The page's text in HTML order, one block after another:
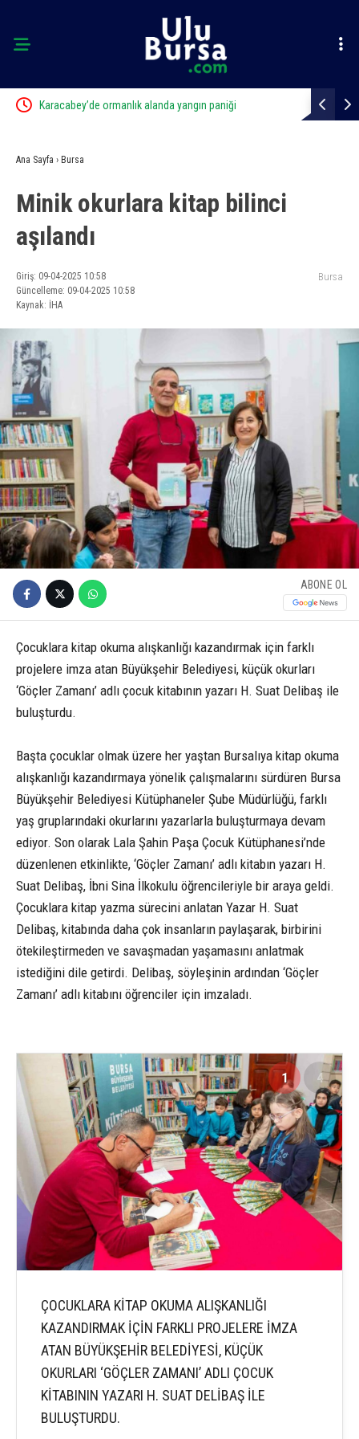
Karacabey’de ormanlık alanda yangın paniği Bursa’da
Ana Sayfa › Bursa
Minik okurlara kitap bilinci
aşılandı
Giriş: 09-04-2025 10:58
Güncelleme: 09-04-2025 10:58
Kaynak: İHA
Bursa
ABONE OL
Çocuklara kitap okuma alışkanlığı kazandırmak için farklı
projelere imza atan Büyükşehir Belediyesi, küçük okurları
‘Göçler Zamanı’ adlı çocuk kitabının yazarı H. Suat Delibaş ile
buluşturdu.
Başta çocuklar olmak üzere her yaştan Bursalıya kitap okuma
alışkanlığı kazandırmaya yönelik çalışmalarını sürdüren Bursa
Büyükşehir Belediyesi Kütüphaneler Şube Müdürlüğü, farklı
yaş gruplarındaki okurlarını yazarlarla buluşturmaya devam
ediyor. Son olarak Lala Şahin Paşa Çocuk Kütüphanesi’nde
düzenlenen etkinlikte, ‘Göçler Zamanı’ adlı kitabın yazarı H.
Suat Delibaş, İbni Sina İlkokulu öğrencileriyle bir araya geldi.
Çocuklara kitap yazma sürecini anlatan Yazar H. Suat
Delibaş, kitabında daha çok insanların paylaşarak, birbirini
ötekileştirmeden ve savaşmadan yaşamasını anlatmak
istediğini dile getirdi. Delibaş, söyleşinin ardından ‘Göçler
Zamanı’ adlı kitabını öğrenciler için imzaladı.
1 4
ÇOCUKLARA KİTAP OKUMA ALIŞKANLIĞI
KAZANDIRMAK İÇİN FARKLI PROJELERE İMZA
ATAN BÜYÜKŞEHİR BELEDİYESİ, KÜÇÜK
OKURLARI ‘GÖÇLER ZAMANI’ ADLI ÇOCUK
KİTABININ YAZARI H. SUAT DELİBAŞ İLE
BULUŞTURDU.